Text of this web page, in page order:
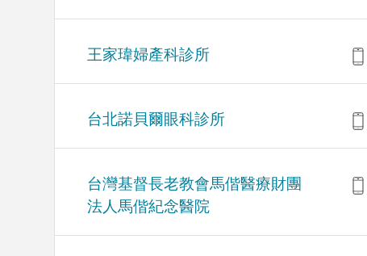
王家瑋婦產科診所
台北諾貝爾眼科診所
台灣基督長老教會馬偕醫療財團
法人馬偕紀念醫院